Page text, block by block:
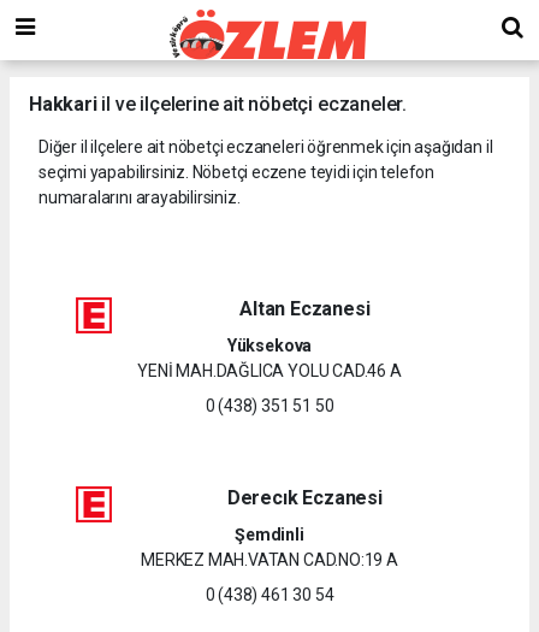
Hakkariil ve ilçelerine ait nöbetçi eczaneler.
Diğer il ilçelere ait nöbetçi eczaneleri öğrenmek için aşağıdan il
seçimi yapabilirsiniz. Nöbetçi eczene teyidi için telefon
numaralarını arayabilirsiniz.
Altan Eczanesi
Yüksekova
YENİ MAH.DAĞLICA YOLU CAD.46 A
0 (438) 351 51 50
Derecık Eczanesi
Şemdinli
MERKEZ MAH.VATAN CAD.NO:19 A
0 (438) 461 30 54